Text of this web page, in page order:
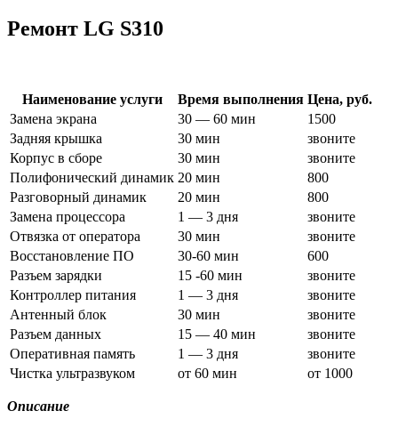
Ремонт LG S310
Наименование услуги Время выполнения Цена, руб.
Замена экрана
30 — 60 мин
1500
Задняя крышка
30 мин
звоните
Корпус в сборе
30 мин
звоните
Полифонический динамик 20 мин
800
Разговорный динамик
20 мин
800
Замена процессора
1 — 3 дня
звоните
Отвязка от оператора
30 мин
звоните
Восстановление ПО
30-60 мин
600
Разъем зарядки
15 -60 мин
звоните
Контроллер питания
1 — 3 дня
звоните
Антенный блок
30 мин
звоните
Разъем данных
15 — 40 мин
звоните
Оперативная память
1 — 3 дня
звоните
Чистка ультразвуком
от 60 мин от 1000
Описание